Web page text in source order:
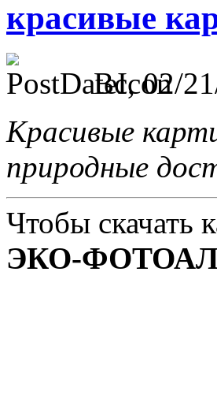
красивые
Вс, 02/
Красивые
природные
Чтобы скачать
ЭКО-